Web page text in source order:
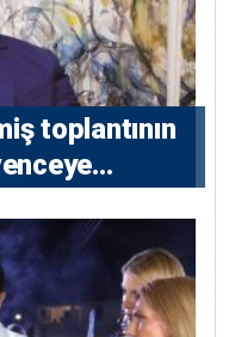
toplantının